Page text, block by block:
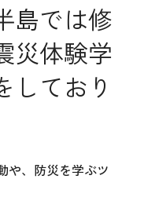
島では修
災体験学
しており
や、防災を学ぶツ